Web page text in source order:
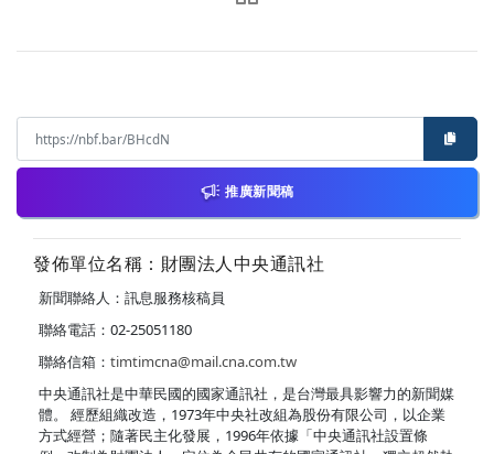
推廣新聞稿
發佈單位名稱：財團法人中央通訊社
新聞聯絡人：訊息服務核稿員
聯絡電話：02-25051180
聯絡信箱： timtimcna@mail.cna.com.tw
中央通訊社是中華民國的國家通訊社，是台灣最具影響力的新聞媒
體。 經歷組織改造，1973年中央社改組為股份有限公司，以企業
方式經營；隨著民主化發展，1996年依據「中央通訊社設置條